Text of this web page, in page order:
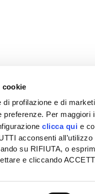
cookie
profilazione e di
preferenze. Per
clicca qui e
acconsenti
su RIFIUTA, o
e cliccando
SEDE
Tel +